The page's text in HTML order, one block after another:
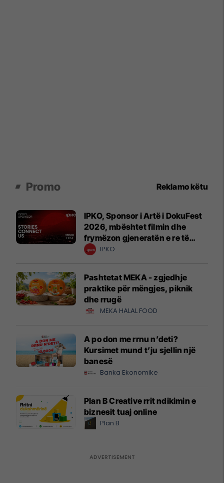
Promo Reklamo këtu
IPKO, Sponsor i Artë i DokuFest
2026, mbështet filmin dhe
frymëzon gjeneratën e re të
krijuesve
IPKO
Pashtetat MEKA - zgjedhje
praktike për mëngjes, piknik
dhe rrugë
MEKA HALAL FOOD
A po don me rrnu n’deti?
Kursimet mund t’ju sjellin një
banesë
Banka Ekonomike
Plan B Creative rrit ndikimin e
biznesit tuaj online
Plan B